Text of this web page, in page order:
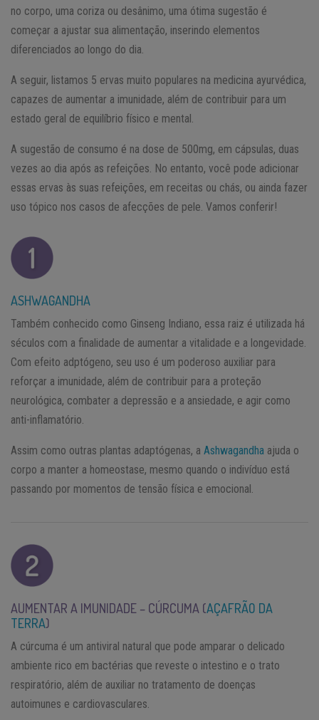
no corpo, uma coriza ou desânimo, uma ótima sugestão é
começar a ajustar sua alimentação, inserindo elementos
diferenciados ao longo do dia.
A seguir, listamos 5 ervas muito populares na medicina ayurvédica,
capazes de aumentar a imunidade, além de contribuir para um
estado geral de equilíbrio físico e mental.
A sugestão de consumo é na dose de 500mg, em cápsulas, duas
vezes ao dia após as refeições. No entanto, você pode adicionar
essas ervas às suas refeições, em receitas ou chás, ou ainda fazer
uso tópico nos casos de afecções de pele. Vamos conferir!
ASHWAGANDHA
Também conhecido como Ginseng Indiano, essa raiz é utilizada há
séculos com a finalidade de aumentar a vitalidade e a longevidade.
Com efeito adptógeno, seu uso é um poderoso auxiliar para
reforçar a imunidade, além de contribuir para a proteção
neurológica, combater a depressão e a ansiedade, e agir como
anti-inflamatório.
Assim como outras plantas adaptógenas, a Ashwagandha ajuda o
corpo a manter a homeostase, mesmo quando o indivíduo está
passando por momentos de tensão física e emocional.
AUMENTAR A IMUNIDADE – CÚRCUMA (AÇAFRÃO DA
TERRA)
A cúrcuma é um antiviral natural que pode amparar o delicado
ambiente rico em bactérias que reveste o intestino e o trato
respiratório, além de auxiliar no tratamento de doenças
autoimunes e cardiovasculares.